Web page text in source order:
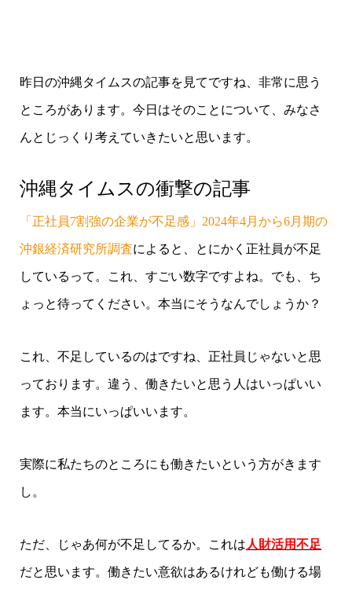
昨日の沖縄タイムスの記事を見てですね、非常に思う
ところがあります。今日はそのことについて、みなさ
んとじっくり考えていきたいと思います。
沖縄タイムスの衝撃の記事
「正社員7割強の企業が不足感」2024年4月から6月期の
沖銀経済研究所調査によると、とにかく正社員が不足
しているって。これ、すごい数字ですよね。でも、ち
ょっと待ってください。本当にそうなんでしょうか？
これ、不足しているのはですね、正社員じゃないと思
っております。違う、働きたいと思う人はいっぱいい
ます。本当にいっぱいいます。
実際に私たちのところにも働きたいという方がきます
し。
ただ、じゃあ何が不足してるか。これは 人財活用不足
だと思います。働きたい意欲はあるけれども働ける場